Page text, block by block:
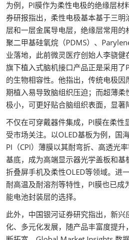
为例，PI膜作为柔性电极的绝缘层材
券研报指出，柔性电极基本基于三
层和一层金属导电层，绝缘层常用的
聚二甲基硅氧烷（PDMS）、
业落地，此前微灵医疗创始人李骁
旗下植入式脑机接口产品正是采用了
的生物相容性。他指出，传统电极
期植入易导致脑组织压迫；而超薄
极小，可更好贴合脑组织表面，显著
不仅在可穿戴器件集成，PI膜在柔性
受市场关注。以OLED基板为例，国
PI（CPI）薄膜以其耐弯折、高透光
基底，成为高端显示器光学盖板和
折叠屏手机及柔性OLED等领域。进
耐高温及耐溶剂等特性，PI膜也已成
能电池封装层的选择。
此外，中国银河证券研究指出，新兴
化、多元化发展，随产品丰富度提升